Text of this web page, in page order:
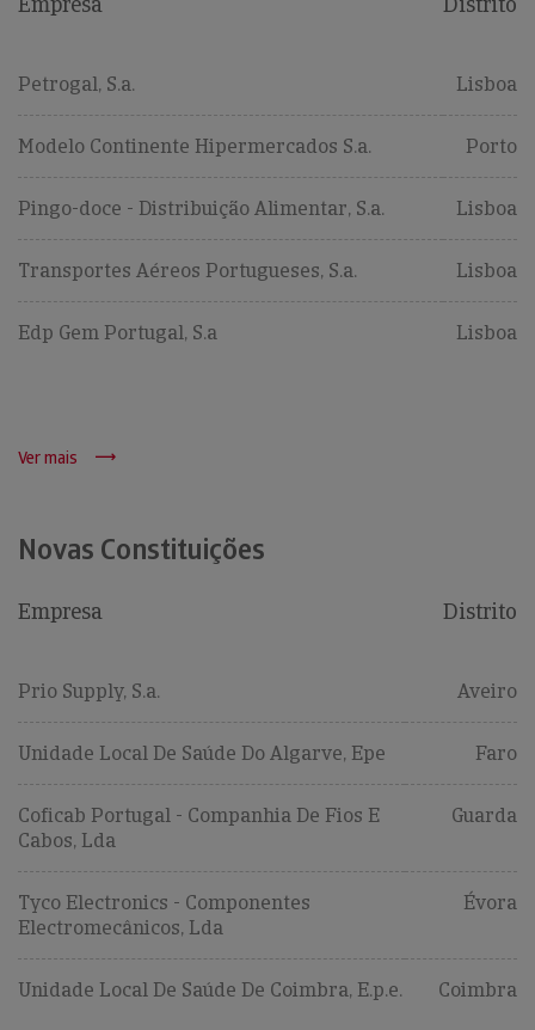
Petrogal, S.a. Lisboa
Modelo Continente Hipermercados S.a. Porto
Pingo-doce - Distribuição Alimentar, S.a. Lisboa
Transportes Aéreos Portugueses, S.a. Lisboa
Edp Gem Portugal, S.a Lisboa
Ver mais
Novas Constituições
Empresa Distrito
Prio Supply, S.a. Aveiro
Unidade Local De Saúde Do Algarve, Epe Faro
Coficab Portugal - Companhia De Fios E
Cabos, Lda
Guarda
Tyco Electronics - Componentes
Electromecânicos, Lda
Évora
Unidade Local De Saúde De Coimbra, E.p.e. Coimbra